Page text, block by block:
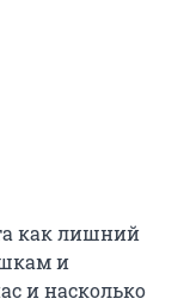
как лишний
и
и насколько